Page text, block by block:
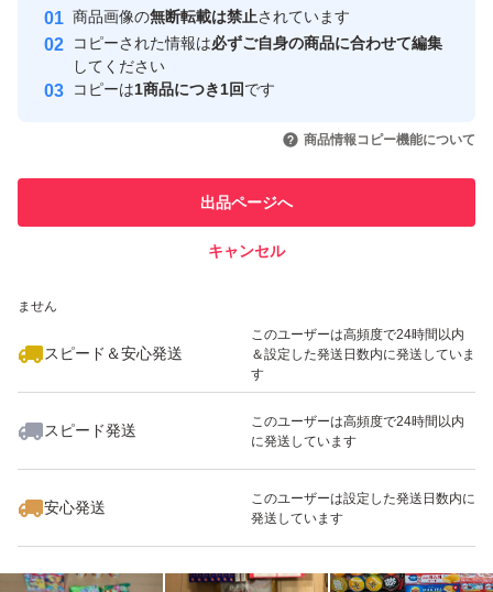
安心取引出品者
心・安全なユーザーです
取引実績
引を完了させた実績があります
での取引実績があります
ません
スピード＆安心発送
このユーザーは高頻度で24時間以内
＆設定した発送日数内に発送していま
す
スピード発送
このユーザーは高頻度で24時間以内
に発送しています
安心発送
このユーザーは設定した発送日数内に
発送しています
商品画像の無断転載は禁止されています
コピーされた情報は必ずご自身の商品に合わせて編集
してください
コピーは1商品につき1回です
商品情報コピー機能について
出品ページへ
キャンセル
いいね！
4,800